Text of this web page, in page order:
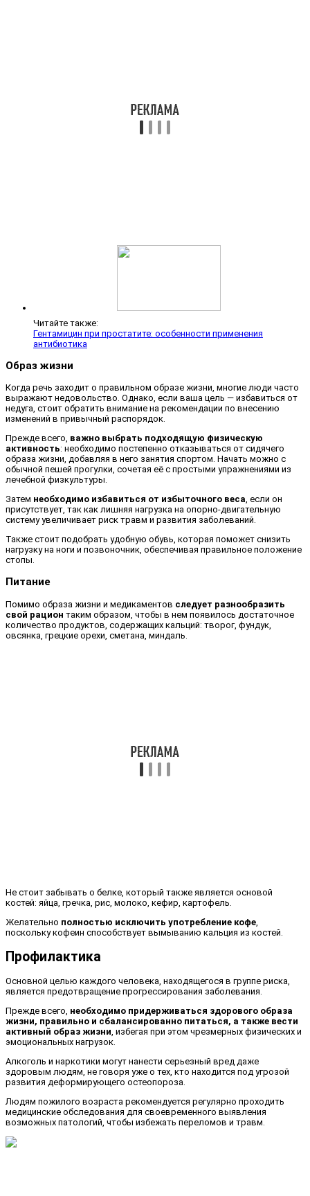
Читайте также:
Гентамицин при простатите: особенности применения
антибиотика
Образ жизни
Когда речь заходит о правильном образе жизни, многие люди часто
выражают недовольство. Однако, если ваша цель — избавиться от
недуга, стоит обратить внимание на рекомендации по внесению
изменений в привычный распорядок.
Прежде всего, важно выбрать подходящую физическую
активность: необходимо постепенно отказываться от сидячего
образа жизни, добавляя в него занятия спортом. Начать можно с
обычной пешей прогулки, сочетая её с простыми упражнениями из
лечебной физкультуры.
Затем необходимо избавиться от избыточного веса, если он
присутствует, так как лишняя нагрузка на опорно-двигательную
систему увеличивает риск травм и развития заболеваний.
Также стоит подобрать удобную обувь, которая поможет снизить
нагрузку на ноги и позвоночник, обеспечивая правильное положение
стопы.
Питание
Помимо образа жизни и медикаментов следует разнообразить
свой рацион таким образом, чтобы в нем появилось достаточное
количество продуктов, содержащих кальций: творог, фундук,
овсянка, грецкие орехи, сметана, миндаль.
Не стоит забывать о белке, который также является основой
костей: яйца, гречка, рис, молоко, кефир, картофель.
Желательно полностью исключить употребление кофе
поскольку кофеин способствует вымыванию кальция из костей.
Профилактика
Основной целью каждого человека, находящегося в группе риска,
является предотвращение прогрессирования заболевания.
Прежде всего, необходимо придерживаться здорового образа
жизни, правильно и сбалансированно питаться, а также вести
активный образ жизни , избегая при этом чрезмерных физических и
эмоциональных нагрузок.
Алкоголь и наркотики могут нанести серьезный вред даже
здоровым людям, не говоря уже о тех, кто находится под угрозой
развития деформирующего остеопороза.
Людям пожилого возраста рекомендуется регулярно проходить
медицинские обследования для своевременного выявления
возможных патологий, чтобы избежать переломов и травм.